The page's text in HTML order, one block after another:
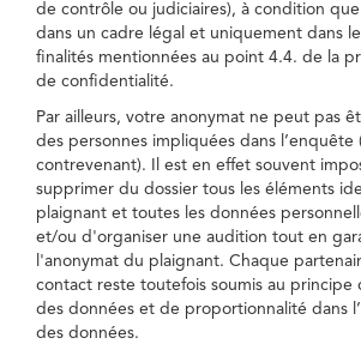
de contrôle ou judiciaires), à condition que
dans un cadre légal et uniquement dans
finalités mentionnées au point 4.4. de la
de confidentialité.
Par ailleurs, votre anonymat ne peut pas
des personnes impliquées dans l’enquête
contrevenant). Il est en effet souvent
supprimer du dossier tous les éléments
plaignant et toutes les données
et/ou d'organiser une audition tout en
l'anonymat du plaignant. Chaque
contact reste toutefois soumis au principe
des données et de proportionnalité dans
des données.